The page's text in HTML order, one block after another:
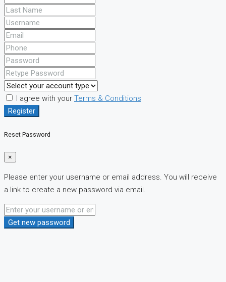
I agree with your Terms & Conditions
Register
Reset Password
×
Please enter your username or email address. You will receive
a link to create a new password via email.
Get new password